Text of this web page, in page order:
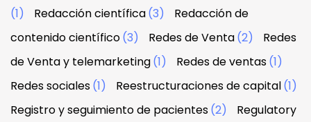
(1)
Redacción científica(3)
Redacción de
contenido científico(3) Redes de Venta(2)
Redes
de Venta y telemarketing(1) Redes de ventas(1)
Redes sociales(1) Reestructuraciones de capital(1)
Registro y seguimiento de pacientes(2)
Regulatory